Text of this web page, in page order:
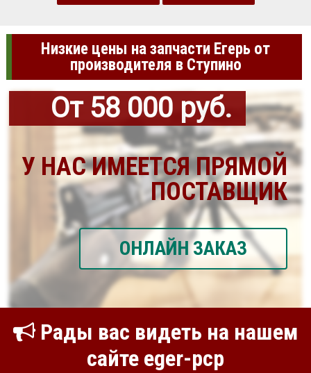
Низкие цены на запчасти Егерь от
производителя в Ступино
От 58 000 руб.
У НАС ИМЕЕТСЯ ПРЯМОЙ
ПОСТАВЩИК
ОНЛАЙН ЗАКАЗ
Рады вас видеть на нашем
сайте eger-pcp